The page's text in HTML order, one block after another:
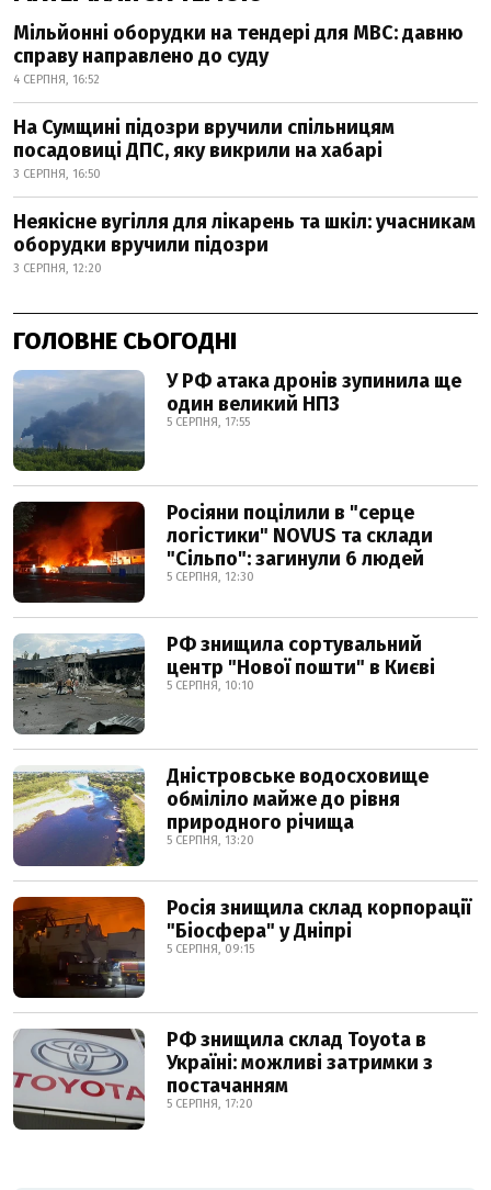
Мільйонні оборудки на тендері для МВС: давню
справу направлено до суду
4 СЕРПНЯ, 16:52
На Сумщині підозри вручили спільницям
посадовиці ДПС, яку викрили на хабарі
3 СЕРПНЯ, 16:50
Неякісне вугілля для лікарень та шкіл: учасникам
оборудки вручили підозри
3 СЕРПНЯ, 12:20
ГОЛОВНЕ СЬОГОДНІ
У РФ атака дронів зупинила ще
один великий НПЗ
5 СЕРПНЯ, 17:55
Росіяни поцілили в "серце
логістики" NOVUS та склади
"Сільпо": загинули 6 людей
5 СЕРПНЯ, 12:30
РФ знищила сортувальний
центр "Нової пошти" в Києві
5 СЕРПНЯ, 10:10
Дністровське водосховище
обміліло майже до рівня
природного річища
5 СЕРПНЯ, 13:20
Росія знищила склад корпорації
"Біосфера" у Дніпрі
5 СЕРПНЯ, 09:15
РФ знищила склад Toyota в
Україні: можливі затримки з
постачанням
5 СЕРПНЯ, 17:20